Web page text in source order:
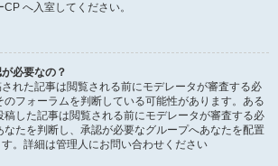
へ入室してください。
必要なの？
された記事は閲覧される前にモデレータが審査する必
フォーラムを判断している可能性があります。ある
稿した記事は閲覧される前にモデレータが審査する必
なたを判断し、承認が必要なグループへあなたを配置
。詳細は管理人にお問い合わせください